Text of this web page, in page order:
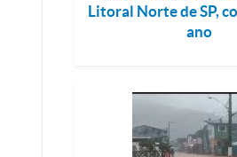
Litoral Norte de SP,
ano